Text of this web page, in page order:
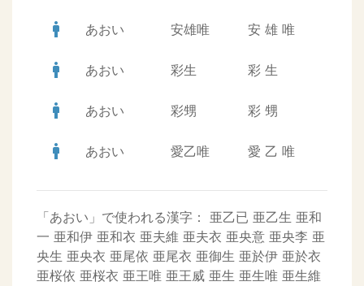
man あおい 安雄唯 安 雄 唯
man あおい 彩生 彩 生
man あおい 彩甥 彩 甥
man あおい 愛乙唯 愛 乙 唯
「あおい」で使われる漢字： 亜乙已 亜乙生 亜和
一 亜和伊 亜和衣 亜夫維 亜夫衣 亜央意 亜央李 亜
央生 亜央衣 亜尾依 亜尾衣 亜御生 亜於伊 亜於衣
亜桜依 亜桜衣 亜王唯 亜王威 亜生 亜生唯 亜生維